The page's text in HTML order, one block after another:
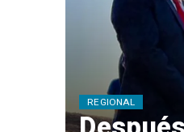
REGIONAL